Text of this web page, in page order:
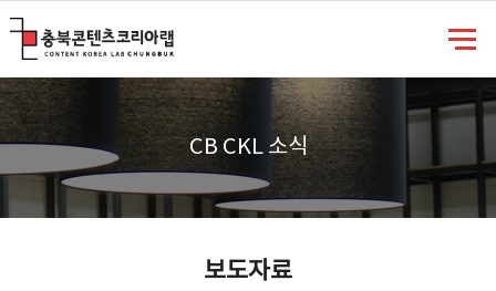
CB CKL 소식
보도자료